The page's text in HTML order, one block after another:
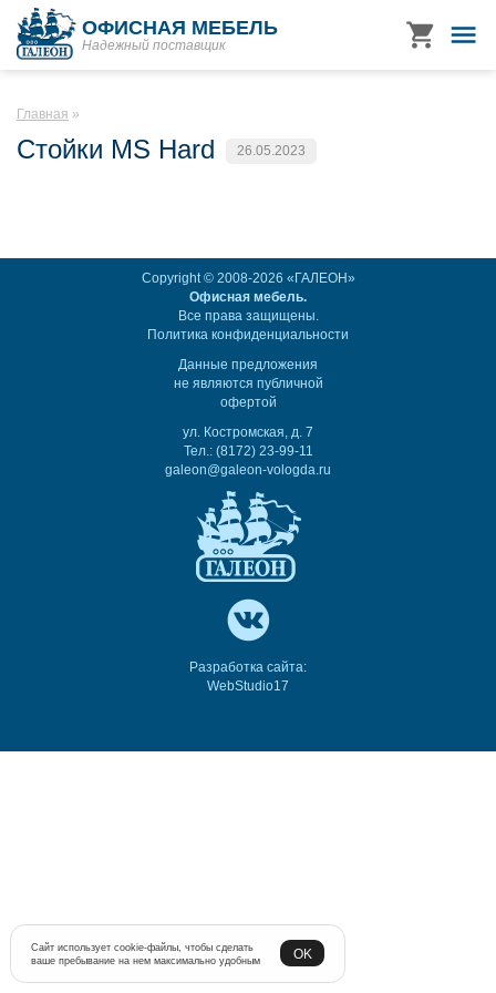
ОФИСНАЯ МЕБЕЛЬ
Надежный поставщик
Главная
Стойки MS Hard 26.05.2023
Copyright © 2008-2026 «ГАЛЕОН»
Офисная мебель.
Все права защищены.
Политика конфиденциальности
Данные предложения
не являются публичной
офертой
ул. Костромская, д. 7
Тел.: (8172) 23-99-11
galeon@galeon-vologda.ru
Разработка сайта:
WebStudio17
Сайт использует cookie-файлы, чтобы сделать
ваше пребывание на нем максимально удобным
OK